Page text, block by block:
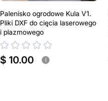
Palenisko ogrodowe Kula V1.
Pliki DXF do cięcia laserowego
i plazmowego
$ 10.00 i